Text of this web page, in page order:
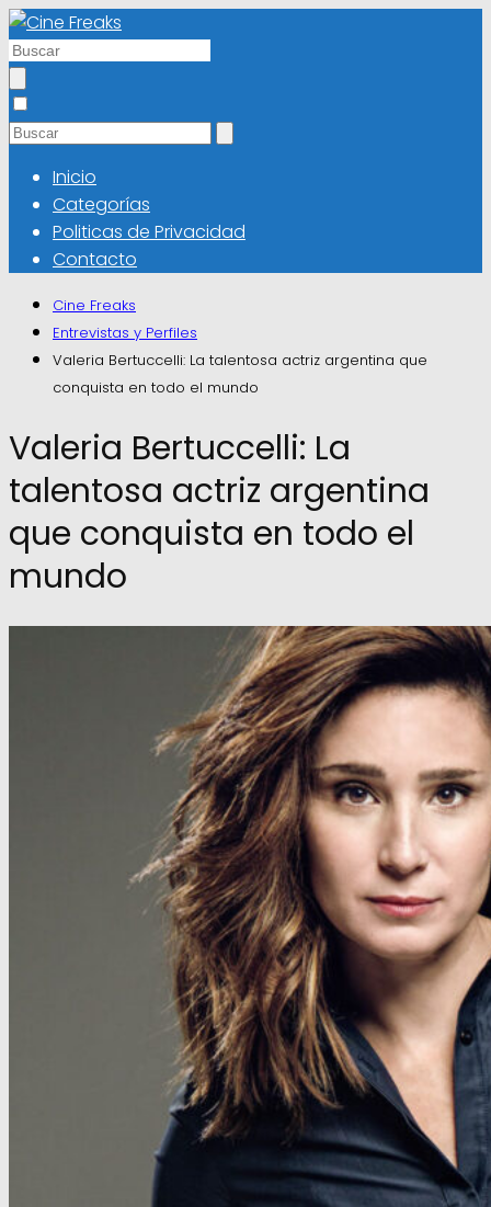
Inicio
Categorías
Politicas de Privacidad
Contacto
Cine Freaks
Entrevistas y Perfiles
Valeria Bertuccelli: La talentosa actriz argentina que
conquista en todo el mundo
Valeria Bertuccelli: La
talentosa actriz argentina
que conquista en todo el
mundo